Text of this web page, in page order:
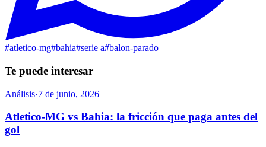
#atletico-mg#bahia#serie a#balon-parado
Te puede interesar
Análisis·7 de junio, 2026
Atletico-MG vs Bahia: la fricción que paga antes del
gol